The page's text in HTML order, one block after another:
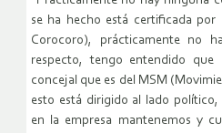
se ha hecho está certificada
Corocoro), prácticamente no
respecto, tengo entendido
concejal que es del MSM
esto está dirigido al lado
en la empresa mantenemos y